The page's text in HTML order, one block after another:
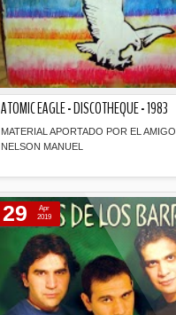
ATOMIC EAGLE - DISCOTHEQUE - 1983
MATERIAL APORTADO POR EL AMIGO
NELSON MANUEL
29
Apr
2019